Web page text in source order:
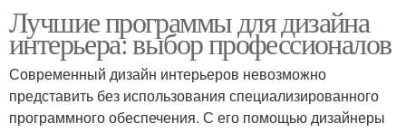
Лучшие программы для дизайна
интерьера: выбор профессионалов
Современный дизайн интерьеров невозможно
представить без использования специализированного
программного обеспечения. С его помощью дизайнеры